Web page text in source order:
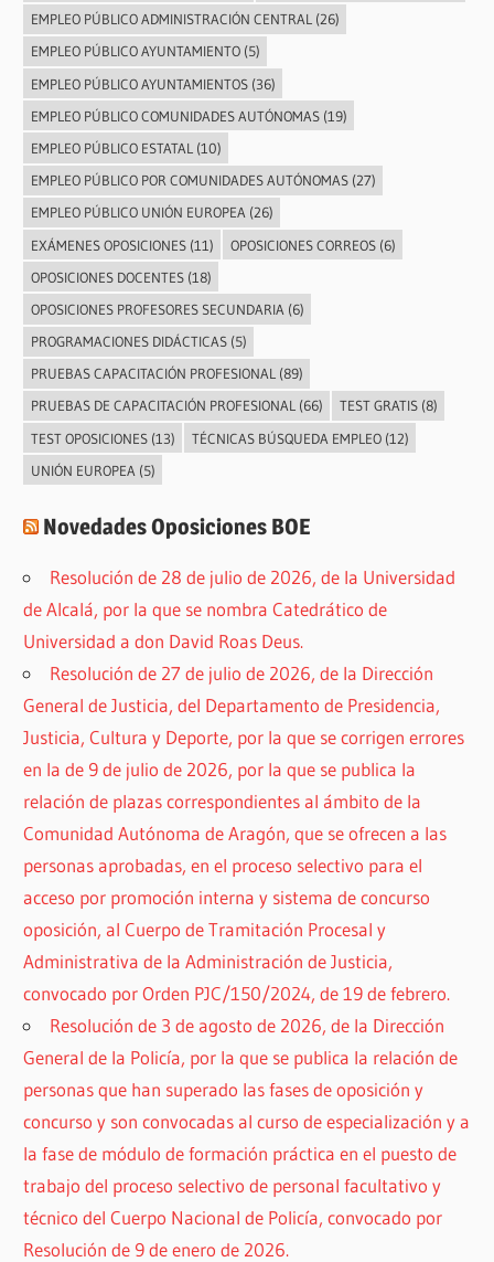
EMPLEO PÚBLICO ADMINISTRACIÓN CENTRAL(26)
EMPLEO PÚBLICO AYUNTAMIENTO(5)
EMPLEO PÚBLICO AYUNTAMIENTOS(36)
EMPLEO PÚBLICO COMUNIDADES AUTÓNOMAS(19)
EMPLEO PÚBLICO ESTATAL (10)
EMPLEO PÚBLICO POR COMUNIDADES AUTÓNOMAS(27)
EMPLEO PÚBLICO UNIÓN EUROPEA(26)
EXÁMENES OPOSICIONES(11) OPOSICIONES CORREOS(6)
OPOSICIONES DOCENTES(18)
OPOSICIONES PROFESORES SECUNDARIA (6)
PROGRAMACIONES DIDÁCTICAS(5)
PRUEBAS CAPACITACIÓN PROFESIONAL(89)
PRUEBAS DE CAPACITACIÓN PROFESIONAL(66) TEST GRATIS(8)
TEST OPOSICIONES(13) TÉCNICAS BÚSQUEDA EMPLEO(12)
UNIÓN EUROPEA (5)
Novedades Oposiciones BOE
Resolución de 28 de julio de 2026, de la Universidad
de Alcalá, por la que se nombra Catedrático de
Universidad a don David Roas Deus.
Resolución de 27 de julio de 2026, de la Dirección
General de Justicia, del Departamento de Presidencia,
Justicia, Cultura y Deporte, por la que se corrigen errores
en la de 9 de julio de 2026, por la que se publica la
relación de plazas correspondientes al ámbito de la
Comunidad Autónoma de Aragón, que se ofrecen a las
personas aprobadas, en el proceso selectivo para el
acceso por promoción interna y sistema de concurso
oposición, al Cuerpo de Tramitación Procesal y
Administrativa de la Administración de Justicia,
convocado por Orden PJC/150/2024, de 19 de febrero.
Resolución de 3 de agosto de 2026, de la Dirección
General de la Policía, por la que se publica la relación de
personas que han superado las fases de oposición y
concurso y son convocadas al curso de especialización y a
la fase de módulo de formación práctica en el puesto de
trabajo del proceso selectivo de personal facultativo y
técnico del Cuerpo Nacional de Policía, convocado por
Resolución de 9 de enero de 2026.